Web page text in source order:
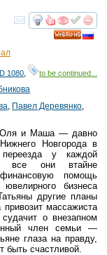
смотреть
1080 to be continued...
Павел Деревянко
и Маша — давно
Новгорода в
у каждой
все они втайне
помощь
бизнеса
другие планы
массажиста
о внезапном
член семьи —
глаза на правду,
быть счастливой.